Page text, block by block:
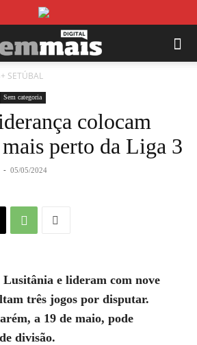
SETÚBAL
Sem categoria
colocam
perto da Liga 3
- 05/05/2024
Lusitânia e lideram com nove
três jogos por disputar.
a 19 de maio, pode
divisão.